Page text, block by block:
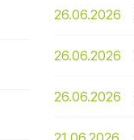
26.06.2026
26.06.2026
26.06.2026